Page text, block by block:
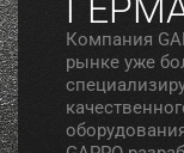
Компания
рынке уже